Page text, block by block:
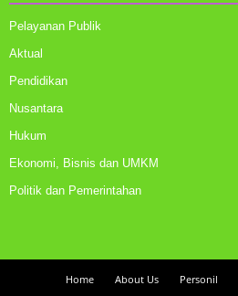
Pelayanan Publik
Aktual
Pendidikan
Nusantara
Hukum
Ekonomi, Bisnis dan UMKM
Politik dan Pemerintahan
Home About Us Personil